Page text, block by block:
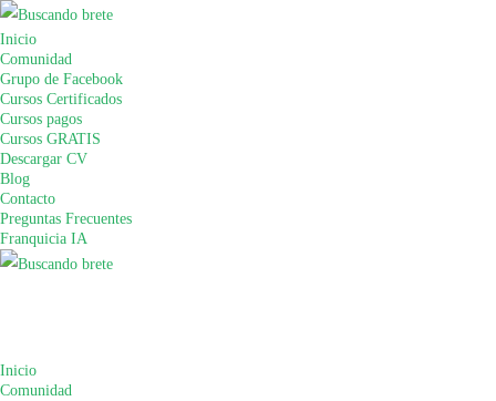
Inicio
Comunidad
Grupo de Facebook
Cursos Certificados
Cursos pagos
Cursos GRATIS
Descargar CV
Blog
Contacto
Preguntas Frecuentes
Franquicia IA
Inicio
Comunidad